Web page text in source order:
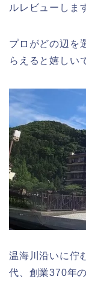
ルレビューしま
プロがどの辺を
らえると嬉しい
温海川沿いに佇
代、創業370年